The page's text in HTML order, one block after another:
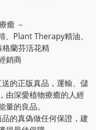
癒 －
Plant Therapy精油、
蘭芬活花精
銷商
的正版真品，運輸、儲
由深愛植物療癒的人經
的良品。
的真偽做任何保證，建